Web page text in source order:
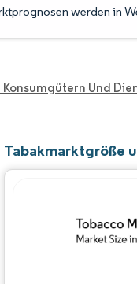
werden in
Konsumgütern Und
Tabakmarktgröße